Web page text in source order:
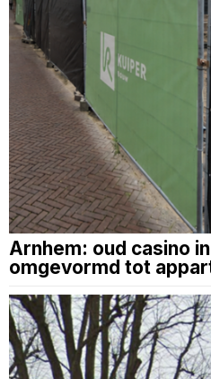
Arnhem: oud casino
omgevormd tot